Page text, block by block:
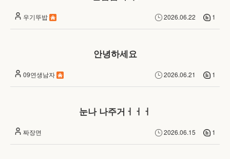
우기뚜밥 2026.06.22 1
안녕하세요
09연생남자 2026.06.21 1
눈나 나주거ㅓㅓㅓ
짜장면 2026.06.15 1